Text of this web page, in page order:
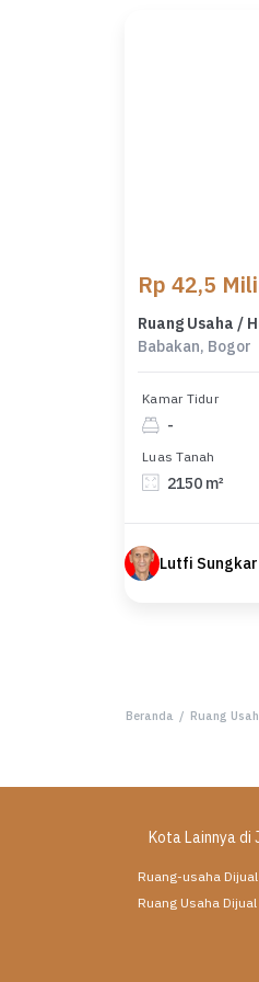
Rp 42,5
Babakan, Bogor
Kamar Tidur
-
Luas Tanah
2150 m²
Lutfi Sungkar
Beranda / Ruang
Kota Lainnya di
Ruang-usaha
Ruang Usaha